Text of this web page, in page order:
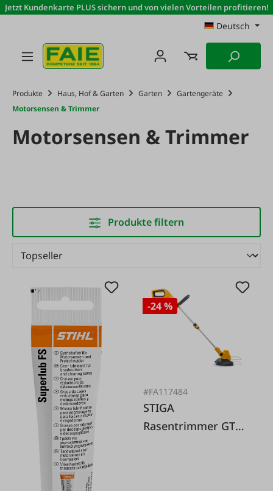
Zum Hauptinhalt springen
Jetzt Kundenkarte PLUS sichern und von vielen Vorteilen profitieren!
Deutsch
Produkte Haus, Hof & Garten Garten
Gartengeräte
Motorsensen & Trimmer
Motorsensen & Trimmer
Produkte filtern
-24 %
#FA117484
STIGA
Rasentrimmer GT